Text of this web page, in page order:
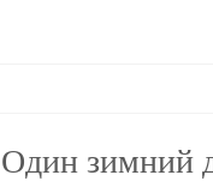
Один зимний